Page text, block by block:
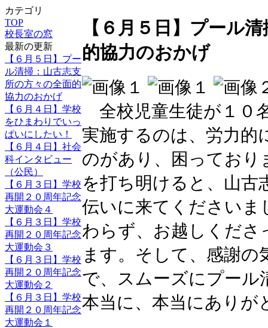
カテゴリ
TOP
校長室の窓
最新の更新
【６月５日】プー
ル清掃：山古志支
所の方々の全面的
協力のおかげ
【６月４日】学校
をひまわりでいっ
ぱいにしたい！
【６月４日】社会
科インタビュー
（公民）
【６月３日】学校
再開２０周年記念
大運動会４
【６月３日】学校
再開２０周年記念
大運動会３
【６月３日】学校
再開２０周年記念
大運動会２
【６月３日】学校
再開２０周年記念
大運動会１
【６月５日】プール
的協力のおかげ
全校児童生徒が１０
実施するのは、労力的
のがあり、困ってお
を打ち明けると、山古
伝いに来てくださいま
わらず、お越しくださ
ます。そして、感謝
で、スムーズにプール
本当に、本当にありが